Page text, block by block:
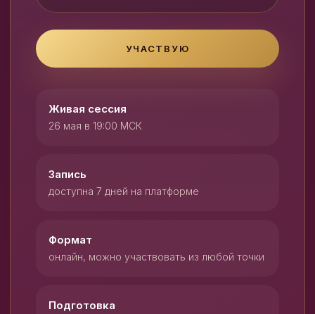
УЧАСТВУЮ
Живая сессия
26 мая в 19:00 МСК
Запись
доступна 7 дней на платформе
Формат
онлайн, можно участвовать из любой точки
Подготовка